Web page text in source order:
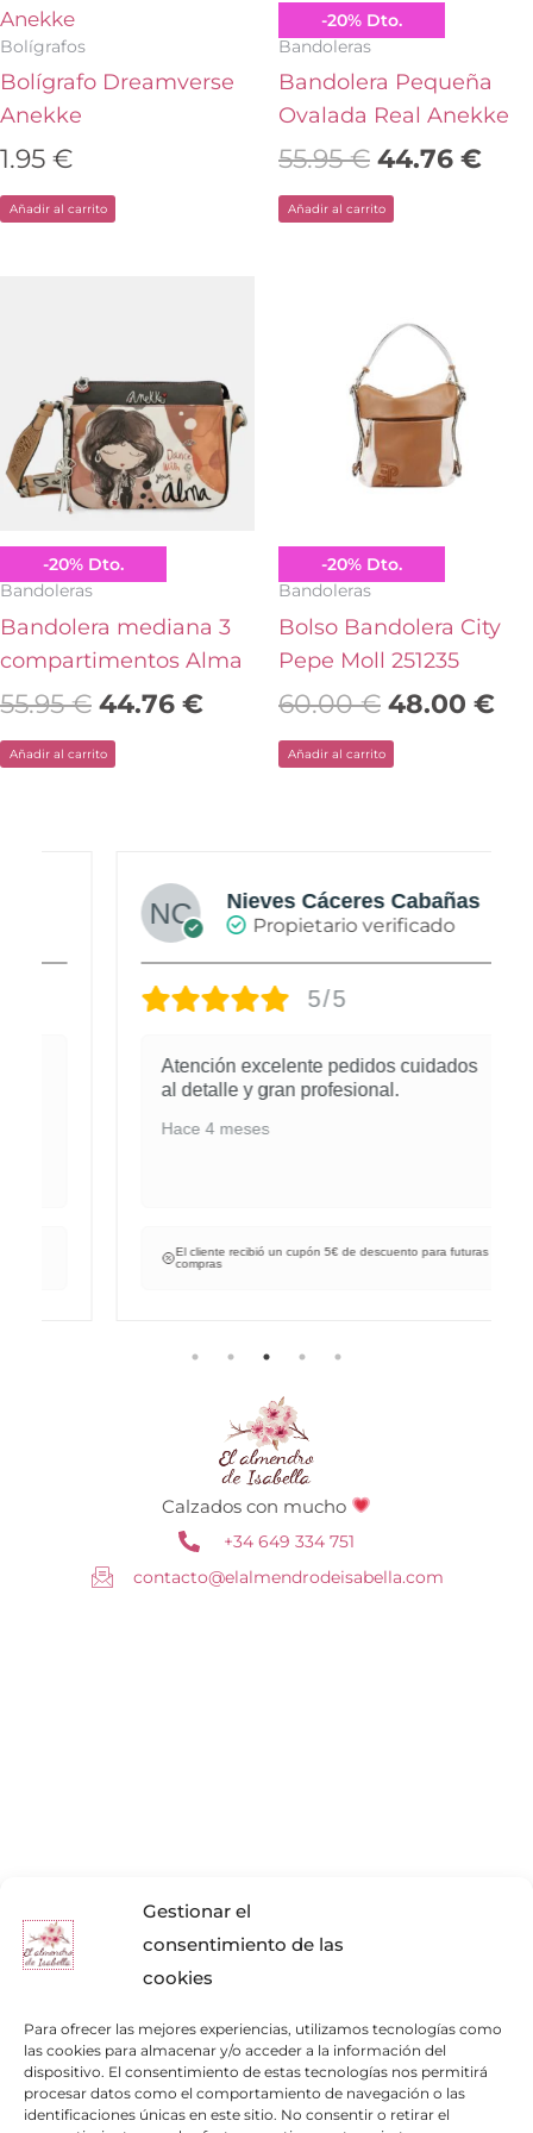
Gestionar el
consentimiento de las
cookies
Para ofrecer las mejores experiencias, utilizamos tecnologías como
las cookies para almacenar y/o acceder a la información del
dispositivo. El consentimiento de estas tecnologías nos permitirá
procesar datos como el comportamiento de navegación o las
identificaciones únicas en este sitio. No consentir o retirar el
Anekke
Bolígrafos
Bolígrafo Dreamverse
Anekke
1.95 €
Añadir al carrito
-20% Dto.
Anekke
Bandoleras
Bandolera Pequeña
Ovalada Real Anekke
55.95€ 44.76 €
Añadir al carrito
-20% Dto.
Anekke
Bandoleras
Bandolera mediana 3
compartimentos Alma
55.95€
era:
55.95 €.
44.76 €
es:
44.76 €.
Añadir al carrito
-20% Dto.
Pepe Moll
Bandoleras
Bolso Bandolera City
Pepe Moll 251235
60.00€
precio
original
era:
60.00 €.
48.00 €
Añadir al carrito
Nieves Cáceres Cabañas
Propietario verificado
5/5
Atención excelente pedidos cuidados
al detalle y gran profesional.
Hace 4 meses
El cliente recibió un cupón 5€ de descuento para futuras
Calzados con mucho
+34 649 334 751
contacto@elalmendrodeisabella.com